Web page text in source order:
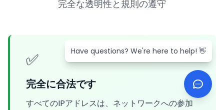
完全な透明性と規則の遵守
✅
完全に合法です
すべてのIPアドレスは、ネットワークへの参加
Have questions? We're here to help! 👋
Have questions? We're here to help! 👋